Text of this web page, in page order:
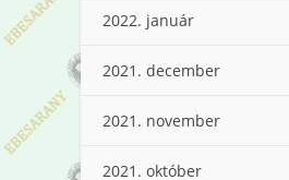
2022. január
2021. december
2021. november
2021. október